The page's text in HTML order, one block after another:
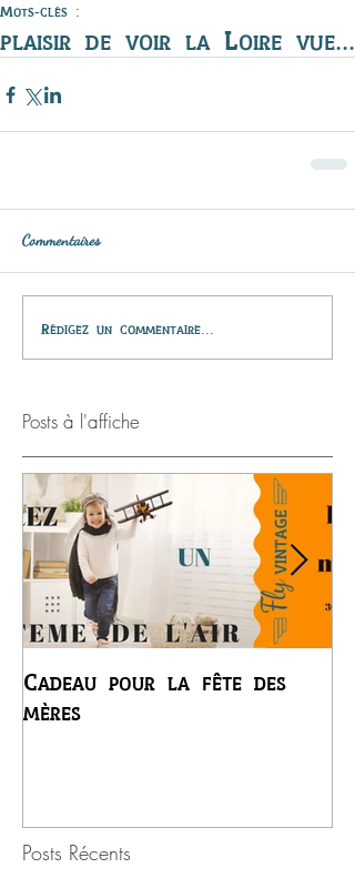
Mots-clés :
plaisir de voir la Loire vue du ciel
Commentaires
Rédigez un commentaire...
Posts à l'affiche
Cadeau pour la fête des
mères
Posts Récents